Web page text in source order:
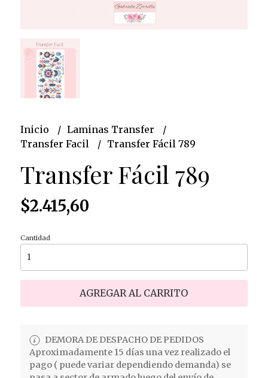
Inicio
Laminas Transfer
Transfer Facil
Transfer Fácil 789
Transfer Fácil 789
$2.415,60
Cantidad
AGREGAR AL CARRITO
DEMORA DE DESPACHO DE PEDIDOS
Aproximadamente 15 días una vez realizado el
pago ( puede variar dependiendo demanda) se